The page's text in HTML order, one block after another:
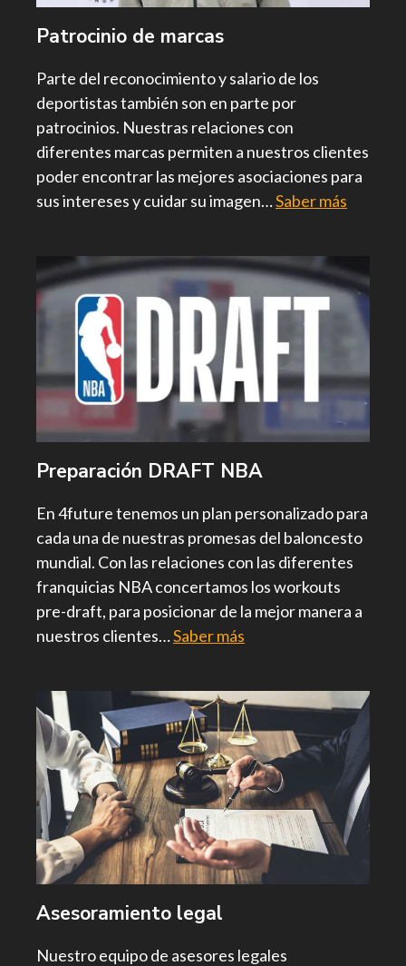
Patrocinio de marcas
Parte del reconocimiento y salario de los
deportistas también son en parte por
patrocinios. Nuestras relaciones con
diferentes marcas permiten a nuestros clientes
poder encontrar las mejores asociaciones para
sus intereses y cuidar su imagen…Saber más
Preparación DRAFT NBA
En 4future tenemos un plan personalizado para
cada una de nuestras promesas del baloncesto
mundial. Con las relaciones con las diferentes
franquicias NBA concertamos los workouts
pre-draft, para posicionar de la mejor manera a
nuestros clientes…Saber más
Asesoramiento legal
Nuestro equipo de asesores legales